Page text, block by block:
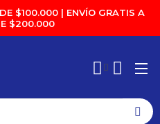
$100.000 | ENVÍO GRATIS A
$200.000